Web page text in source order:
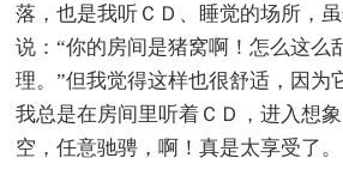
落，也是我听ＣＤ、睡觉的场所，
说：“你的房间是猪窝啊！怎么这么
理。”但我觉得这样也很舒适，因为
我总是在房间里听着ＣＤ，进入想
空，任意驰骋，啊！真是太享受了。